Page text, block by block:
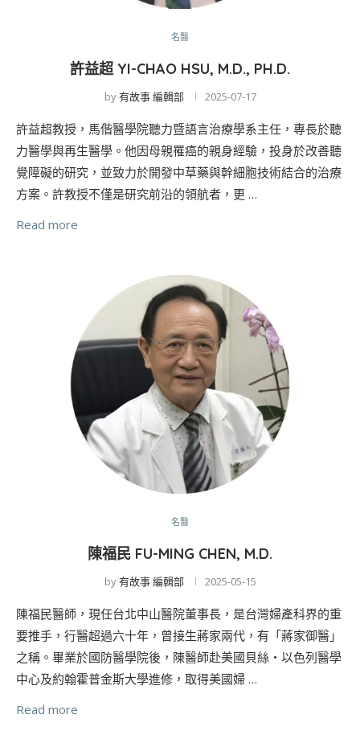
名醫
許益超 YI-CHAO HSU, M.D., PH.D.
by有故事 編輯部 2025-07-17
許益超教授，馬偕醫學院聽力暨語言治療學系主任，專長於聽
力醫學與再生醫學。他因母親罹癌的親身經驗，投身於改善聽
覺障礙的研究，並致力於開發中草藥與幹細胞技術結合的治療
方案。許教授不僅是研究前沿的領航者，更 …
Read more
名醫
陳福民 FU-MING CHEN, M.D.
by有故事 編輯部 2025-05-15
陳福民醫師，現任台北中山醫院董事長，是台灣婦產科界的重
要推手，行醫超過六十年，曾接生蔣家兩代，有「蔣家御醫」
之稱。畢業於國防醫學院後，陳醫師赴美國貝絲‧以色列醫學
中心及約翰霍普金斯大學進修，取得美國婦 …
Read more